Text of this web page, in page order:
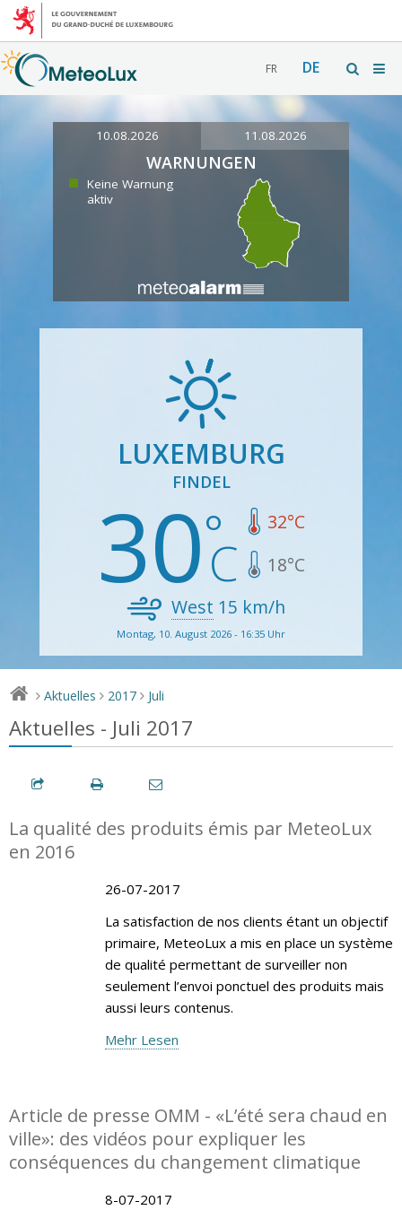
FR DE
10.08.2026 11.08.2026
WARNUNGEN
Keine Warnung
aktiv
LUXEMBURG
FINDEL
30 32°C
18°C
West 15 km/h
Montag, 10. August 2026 - 16:35 Uhr
> Aktuelles > 2017 > Juli
Aktuelles - Juli 2017
La qualité des produits émis par MeteoLux
en 2016
26-07-2017
La satisfaction de nos clients étant un objectif
primaire, MeteoLux a mis en place un système
de qualité permettant de surveiller non
seulement l’envoi ponctuel des produits mais
aussi leurs contenus.
Mehr Lesen
Article de presse OMM - «L’été sera chaud en
ville»: des vidéos pour expliquer les
conséquences du changement climatique
8-07-2017